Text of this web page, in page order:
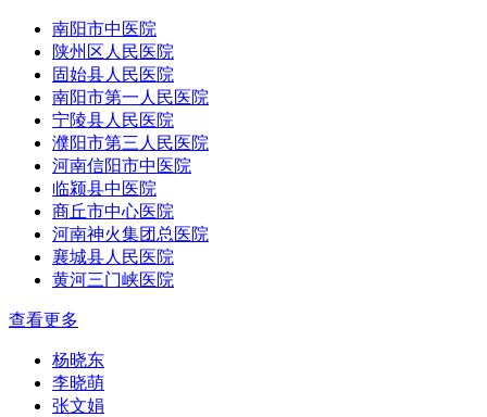
南阳市中医院
陕州区人民医院
固始县人民医院
南阳市第一人民医院
宁陵县人民医院
濮阳市第三人民医院
河南信阳市中医院
临颍县中医院
商丘市中心医院
河南神火集团总医院
襄城县人民医院
黄河三门峡医院
查看更多
杨晓东
李晓萌
张文娟